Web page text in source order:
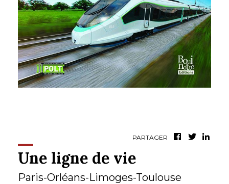
Une ligne de vie
Paris-Orléans-Limoges-Toulouse
PARTAGER